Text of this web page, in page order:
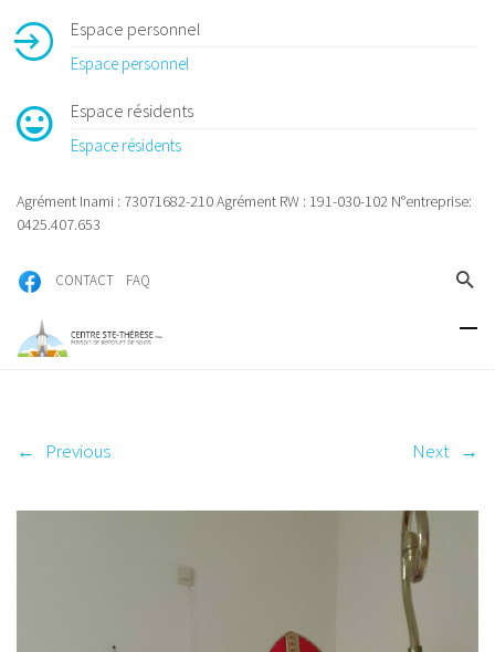
Espace personnel
Espace personnel
Espace résidents
Espace résidents
Agrément Inami : 73071682-210 Agrément RW : 191-030-102 N°entreprise:
0425.407.653
CONTACT FAQ
← Previous Next →